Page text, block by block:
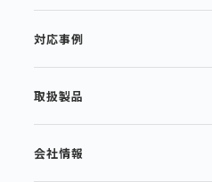
対応事例
取扱製品
会社情報